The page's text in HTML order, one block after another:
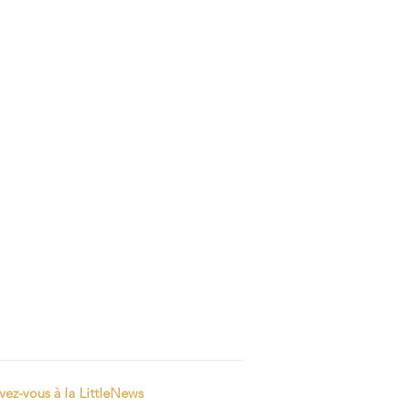
vous à la LittleNews